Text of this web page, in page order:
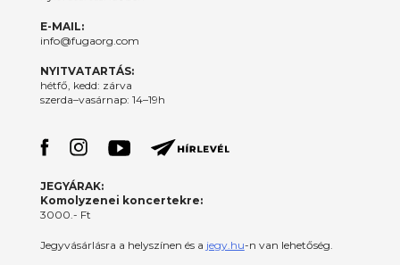
E-MAIL:
info@fugaorg.com
NYITVATARTÁS:
hétfő, kedd: zárva
szerda–vasárnap: 14–19h
JEGYÁRAK:
Komolyzenei koncertekre:
3000.- Ft
Jegyvásárlásra a helyszínen és a jegy.hu-n van lehetőség.